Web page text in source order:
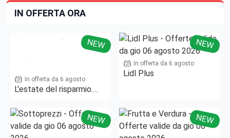
IN OFFERTA ORA
NEW
In offerta da 6 agosto
L'estate del risparmio.
NEW
In offerta da 6 agosto
Lidl Plus
NEW NEW